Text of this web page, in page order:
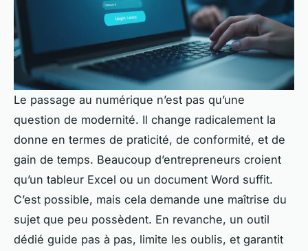
Le passage au numérique n’est pas qu’une
question de modernité. Il change radicalement la
donne en termes de praticité, de conformité, et de
gain de temps. Beaucoup d’entrepreneurs croient
qu’un tableur Excel ou un document Word suffit.
C’est possible, mais cela demande une maîtrise du
sujet que peu possèdent. En revanche, un outil
dédié guide pas à pas, limite les oublis, et garantit